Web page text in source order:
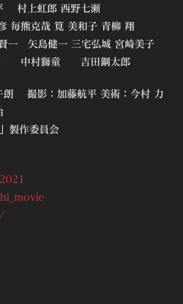
村上虹郎 西野七瀬
毎熊克哉 筧 美和子 青柳 翔
一 矢島健一 三宅弘城 宮崎美子
乃 中村獅童 吉田鋼太郎
朗 撮影：加藤航平 美術：今村 力
製作委員会